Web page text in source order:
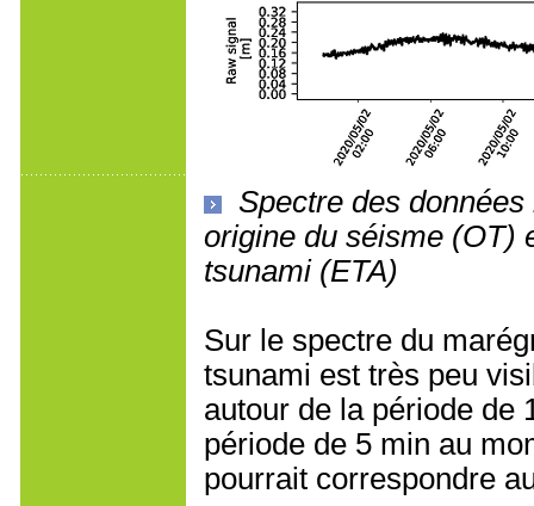
Spectre des
origine du séisme (OT)
tsunami (ETA)
Sur le spectre du
tsunami est très peu
autour de la période de
période de 5 min au
pourrait correspondre